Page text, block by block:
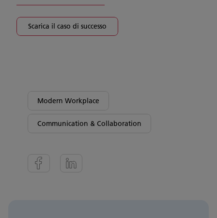
Scarica il caso di successo
Modern Workplace
Communication & Collaboration